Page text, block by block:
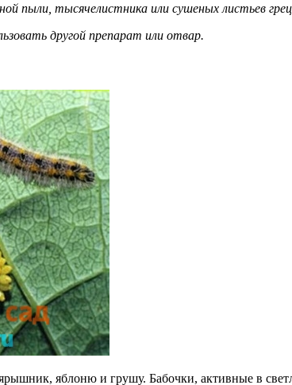
пыли, тысячелистника или сушеных листьев
другой препарат или отвар.
яблоню и грушу. Бабочки, активные в